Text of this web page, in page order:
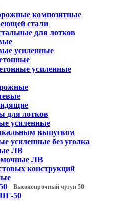
композитные
стали
для лотков
усиленные
усиленные
для лотков
усиленные
выпуском
усиленные без уголка
ЛВ
ЛВ
конструкций
Высокопрочный чугун 50
50